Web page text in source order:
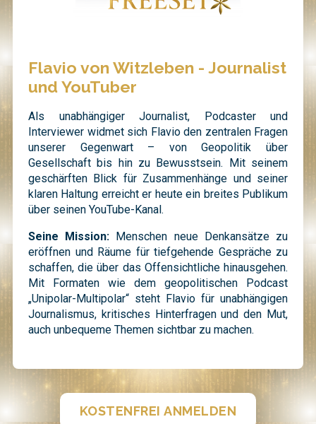
Flavio von Witzleben - Journalist
und YouTuber
Als unabhängiger Journalist, Podcaster und
Interviewer widmet sich Flavio den zentralen Fragen
unserer Gegenwart – von Geopolitik über
Gesellschaft bis hin zu Bewusstsein. Mit seinem
geschärften Blick für Zusammenhänge und seiner
klaren Haltung erreicht er heute ein breites Publikum
über seinen YouTube-Kanal.
Seine Mission: Menschen neue Denkansätze zu
eröffnen und Räume für tiefgehende Gespräche zu
schaffen, die über das Offensichtliche hinausgehen.
Mit Formaten wie dem geopolitischen Podcast
„Unipolar-Multipolar“ steht Flavio für unabhängigen
Journalismus, kritisches Hinterfragen und den Mut,
auch unbequeme Themen sichtbar zu machen.
KOSTENFREI ANMELDEN